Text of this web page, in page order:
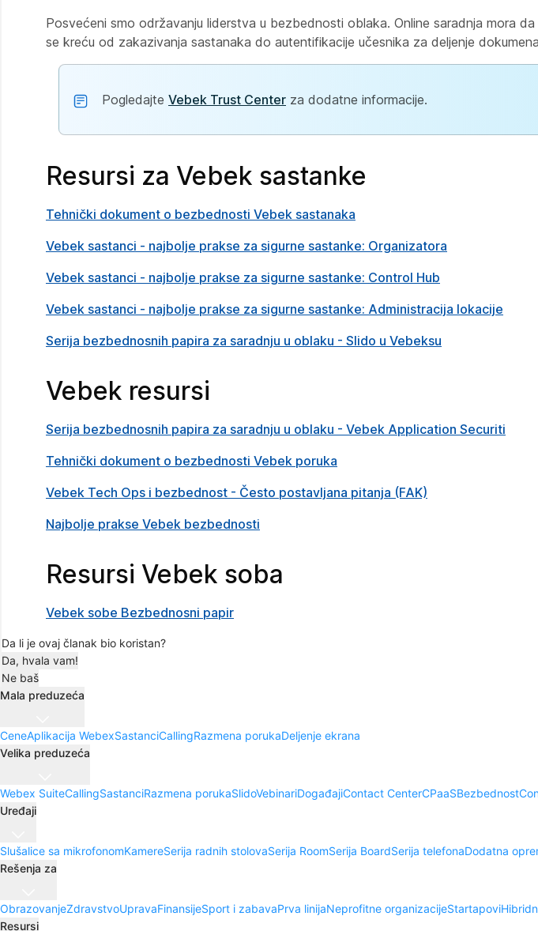
Posvećeni smo održavanju liderstva u bezbednosti oblaka. Online saradnja mora
se kreću od zakazivanja sastanaka do autentifikacije učesnika za deljenje
Pogledajte Vebek Trust Center za dodatne informacije.
Resursi za Vebek sastanke
Tehnički dokument o bezbednosti Vebek sastanaka
Vebek sastanci - najbolje prakse za sigurne sastanke: Organizatora
Vebek sastanci - najbolje prakse za sigurne sastanke: Control Hub
Vebek sastanci - najbolje prakse za sigurne sastanke: Administracija lokacije
Serija bezbednosnih papira za saradnju u oblaku - Slido u Vebeksu
Vebek resursi
Serija bezbednosnih papira za saradnju u oblaku - Vebek Application Securiti
Tehnički dokument o bezbednosti Vebek poruka
Vebek Tech Ops i bezbednost - Često postavljana pitanja (FAK)
Najbolje prakse Vebek bezbednosti
Resursi Vebek soba
Vebek sobe Bezbednosni papir
Da li je ovaj članak bio koristan?
Da, hvala vam!
Ne baš
Mala preduzeća
CeneAplikacija WebexSastanciCallingRazmena porukaDeljenje ekrana
Velika preduzeća
Webex SuiteCallingSastanciRazmena porukaSlidoVebinariDogađajiContact CenterCPaaSBezbednost
Uređaji
Slušalice sa mikrofonomKamereSerija radnih stolovaSerija RoomSerija BoardSerija telefonaDodatna
Rešenja za
ObrazovanjeZdravstvoUpravaFinansijeSport i zabavaPrva linijaNeprofitne organizacijeStartapovi
Resursi